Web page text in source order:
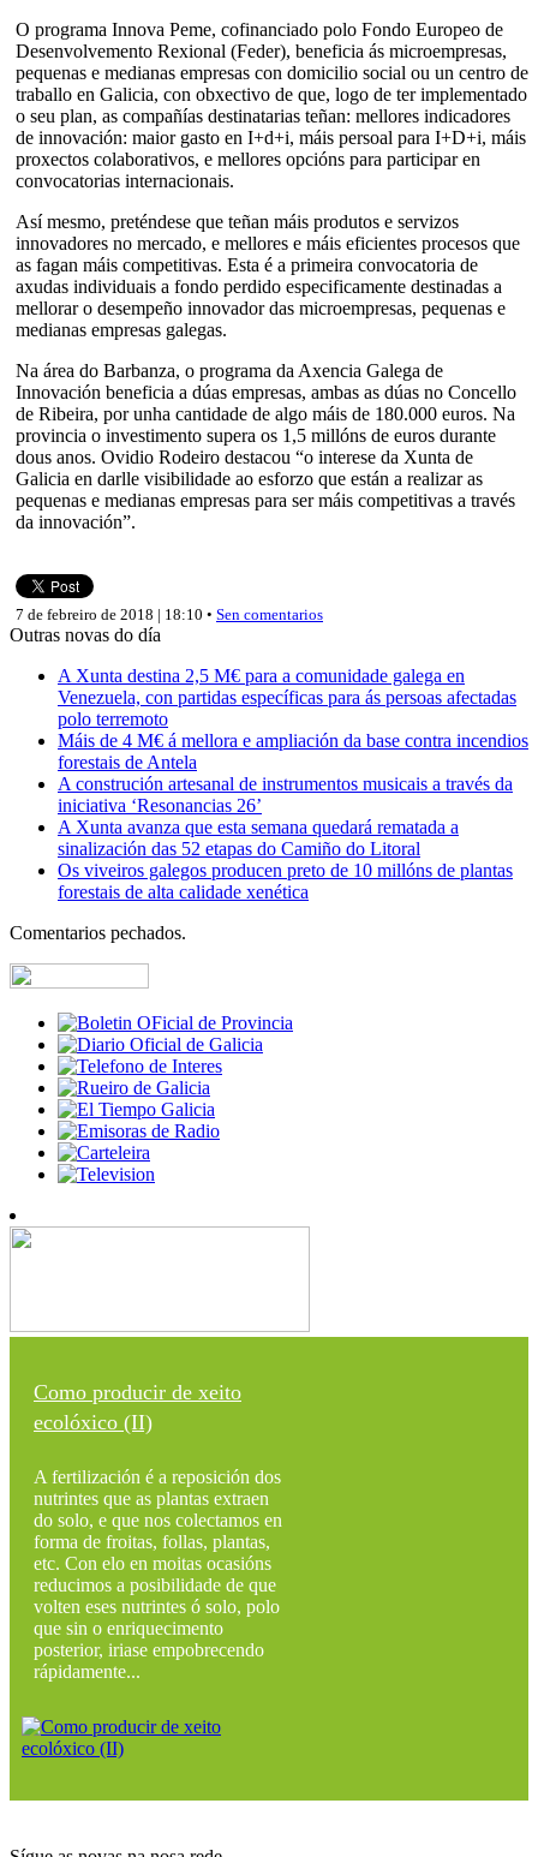
O programa Innova Peme, cofinanciado polo Fondo Europeo de
Desenvolvemento Rexional (Feder), beneficia ás microempresas,
pequenas e medianas empresas con domicilio social ou un centro de
traballo en Galicia, con obxectivo de que, logo de ter implementado
o seu plan, as compañías destinatarias teñan: mellores indicadores
de innovación: maior gasto en I+d+i, máis persoal para I+D+i, máis
proxectos colaborativos, e mellores opcións para participar en
convocatorias internacionais.
Así mesmo, preténdese que teñan máis produtos e servizos
innovadores no mercado, e mellores e máis eficientes procesos que
as fagan máis competitivas. Esta é a primeira convocatoria de
axudas individuais a fondo perdido especificamente destinadas a
mellorar o desempeño innovador das microempresas, pequenas e
medianas empresas galegas.
Na área do Barbanza, o programa da Axencia Galega de
Innovación beneficia a dúas empresas, ambas as dúas no Concello
de Ribeira, por unha cantidade de algo máis de 180.000 euros. Na
provincia o investimento supera os 1,5 millóns de euros durante
dous anos. Ovidio Rodeiro destacou “o interese da Xunta de
Galicia en darlle visibilidade ao esforzo que están a realizar as
pequenas e medianas empresas para ser máis competitivas a través
da innovación”.
7 de febreiro de 2018 | 18:10 • Sen comentarios
Outras novas do día
A Xunta destina 2,5 M€ para a comunidade galega en
Venezuela, con partidas específicas para ás persoas afectadas
polo terremoto
Máis de 4 M€ á mellora e ampliación da base contra incendios
forestais de Antela
A construción artesanal de instrumentos musicais a través da
iniciativa ‘Resonancias 26’
A Xunta avanza que esta semana quedará rematada a
sinalización das 52 etapas do Camiño do Litoral
Os viveiros galegos producen preto de 10 millóns de plantas
forestais de alta calidade xenética
Comentarios pechados.
Como producir de xeito
ecolóxico (II)
A fertilización é a reposición dos
nutrintes que as plantas extraen
do solo, e que nos colectamos en
forma de froitas, follas, plantas,
etc. Con elo en moitas ocasións
reducimos a posibilidade de que
volten eses nutrintes ó solo, polo
que sin o enriquecimento
posterior, iriase empobrecendo
rápidamente...